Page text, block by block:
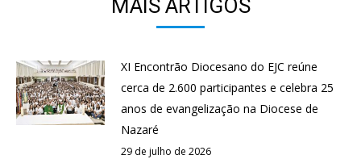
MAIS ARTIGOS
XI Encontrão Diocesano do EJC reúne
cerca de 2.600 participantes e celebra 25
anos de evangelização na Diocese de
Nazaré
29 de julho de 2026